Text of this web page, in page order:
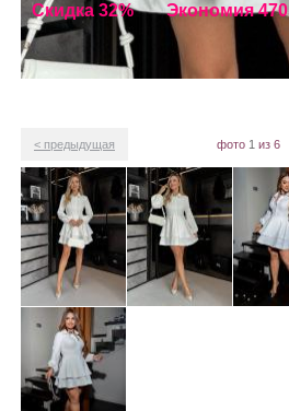
Скидка 32% Экономия 470
< предыдущая фото 1 из 6